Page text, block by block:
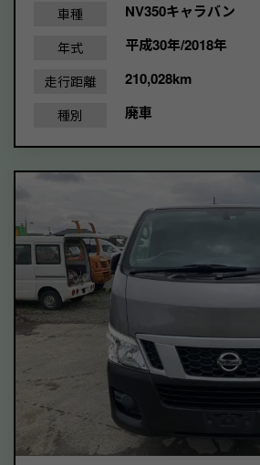
車種 NV350キャラバン
年式 平成30年/2018年
走行距離 210,028km
種別 廃車